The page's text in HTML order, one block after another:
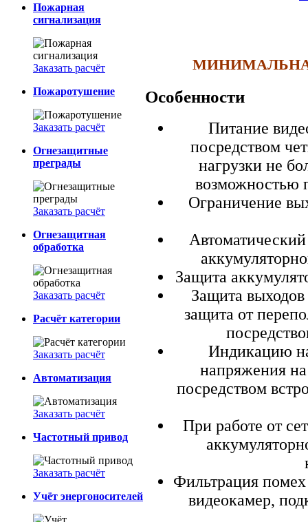
Пожарная
сигнализация
Заказать расчёт
Пожаротушение
Заказать расчёт
Огнезащитные
преграды
Заказать расчёт
Огнезащитная
обработка
Заказать расчёт
Расчёт категории
Заказать расчёт
Автоматизация
Заказать расчёт
Частотный привод
Заказать расчёт
Учёт энергоносителей
Особенности
Питание
посредством
нагрузки не
возможностью
Ограничение
Защита
Защита выходов
защита от
Индикацию
напряжения
посредством
При работе от
Фильтрация помех
видеокамер,